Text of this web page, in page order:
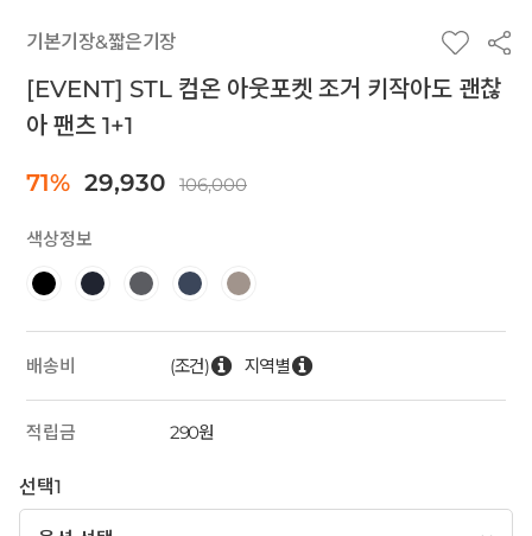
기본기장&짧은기장
[EVENT] STL 컴온 아웃포켓 조거 키작아도 괜찮
아 팬츠 1+1
71% 29,930 106,000
색상정보
배송비 (조건) 지역별
적립금 290원
선택1